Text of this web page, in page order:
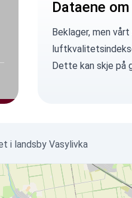
Dataene
Beklager, men
Dette kan skje på
i landsby Vasylivka